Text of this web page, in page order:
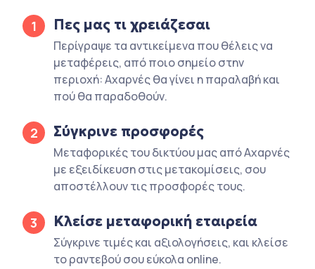
1 Πες μας τι χρειάζεσαι
Περίγραψε τα αντικείμενα που θέλεις να
μεταφέρεις, από ποιο σημείο στην
περιοχή: Αχαρνές θα γίνει η παραλαβή και
πού θα παραδοθούν.
2 Σύγκρινε προσφορές
Μεταφορικές του δικτύου μας από Αχαρνές
με εξειδίκευση στις μετακομίσεις, σου
αποστέλλουν τις προσφορές τους.
3 Κλείσε μεταφορική εταιρεία
Σύγκρινε τιμές και αξιολογήσεις, και κλείσε
το ραντεβού σου εύκολα online.